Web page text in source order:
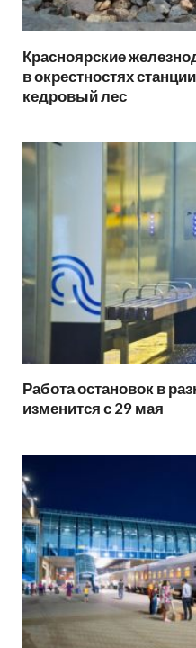
Красноярские
в окрестностях
кедровый лес
Работа остановок в
изменится с 29 мая